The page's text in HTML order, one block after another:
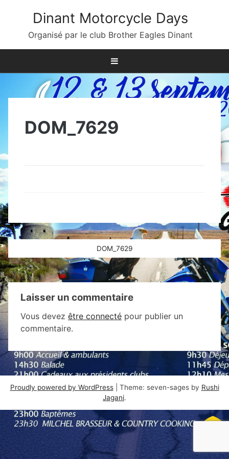
Dinant Motorcycle Days
Organisé par le club Brother Eagles Dinant
DOM_7629
Navigation
de
l’article
DOM_7629
Laisser un commentaire
Vous devez être connecté pour publier un
commentaire.
Proudly powered by WordPress Theme: seven-sages by Rushi
Jagani.